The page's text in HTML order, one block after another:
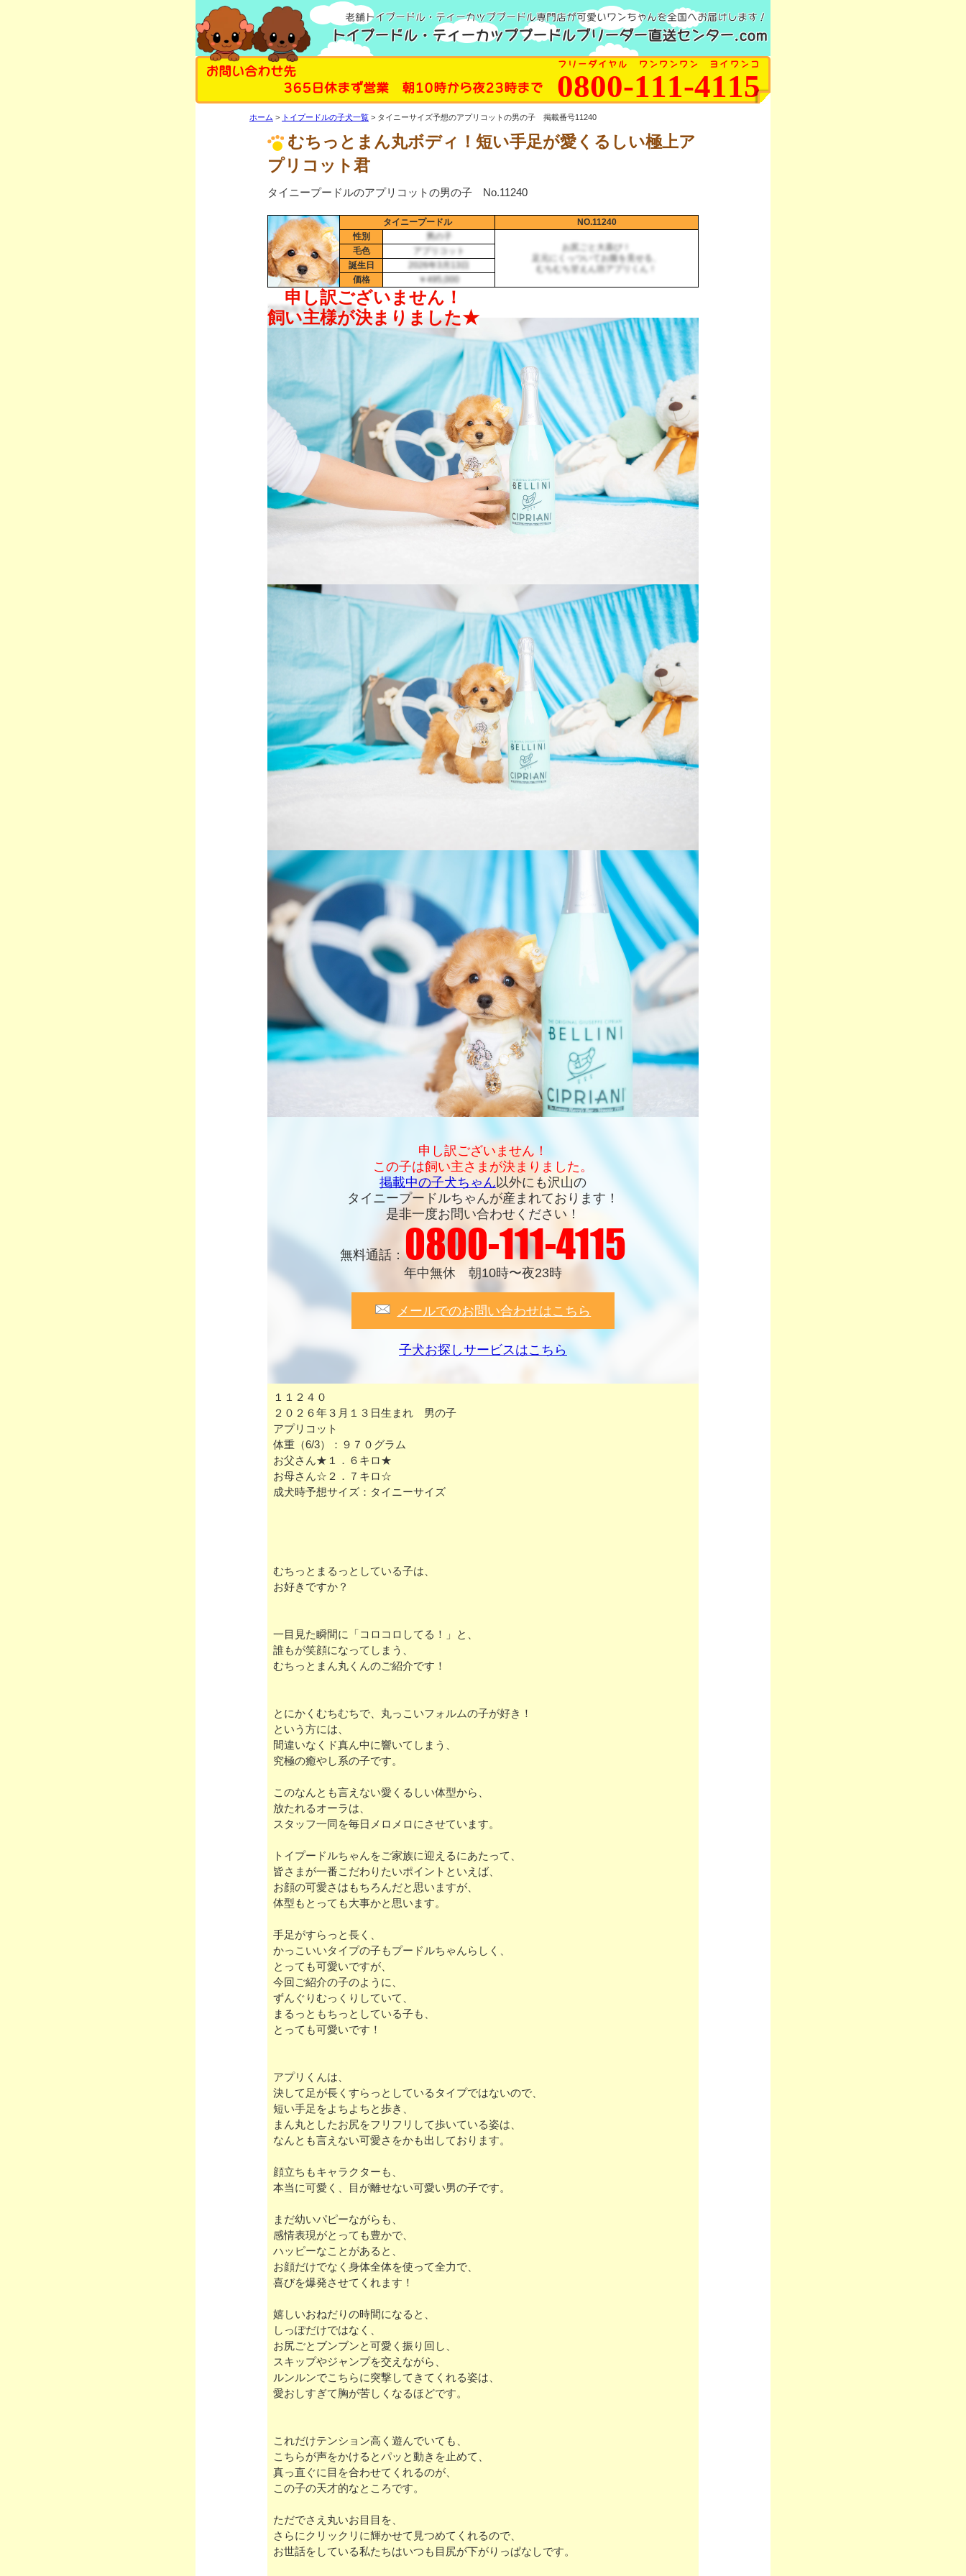
老舗トイプードル・ティーカッププードル専門店が可愛いワンちゃんを全国へお届けします！
トイプードル・ティーカッププードルブリーダー直送センター.com
お問い合わせ先
365日休まず営業 朝10時から夜23時まで
0800-111-4115
フリーダイヤル ワンワンワン ヨイワンコ
ホーム トイプードルの子犬一覧 タイニーサイズ予想のアプリコットの男の子 掲載番号11240
むちっとまん丸ボディ！短い手足が愛くるしい極上ア
プリコット君
タイニープードルのアプリコットの男の子 No.11240
タイニープードル
NO.11240
性別
男の子
お尻ごと大喜び！
足元にくっついてお腹を見せる、
むちむち甘えん坊アプリくん！
毛色
アプリコット
誕生日
2026年3月13日
価格
￥495,000
2026年6月8日更新！
申し訳ございません！
この子は飼い主さまが決まりました。
掲載中の子犬ちゃん 以外にも沢山の
タイニープードルちゃんが産まれております！
是非一度お問い合わせください！
無料通話： 0800-111-4115
年中無休 朝10時〜夜23時
メールでのお問い合わせはこちら
子犬お探しサービスはこちら
１１２４０
２０２６年３月１３日生まれ 男の子
アプリコット
体重（6/3）：９７０グラム
お父さん★１．６キロ★
お母さん☆２．７キロ☆
成犬時予想サイズ：タイニーサイズ
むちっとまるっとしている子は、
お好きですか？
一目見た瞬間に「コロコロしてる！」と、
誰もが笑顔になってしまう、
むちっとまん丸くんのご紹介です！
とにかくむちむちで、丸っこいフォルムの子が好き！
という方には、
間違いなくド真ん中に響いてしまう、
究極の癒やし系の子です。
このなんとも言えない愛くるしい体型から、
放たれるオーラは、
スタッフ一同を毎日メロメロにさせています。
トイプードルちゃんをご家族に迎えるにあたって、
皆さまが一番こだわりたいポイントといえば、
お顔の可愛さはもちろんだと思いますが、
体型もとっても大事かと思います。
手足がすらっと長く、
かっこいいタイプの子もプードルちゃんらしく、
とっても可愛いですが、
今回ご紹介の子のように、
ずんぐりむっくりしていて、
まるっともちっとしている子も、
とっても可愛いです！
アプリくんは、
決して足が長くすらっとしているタイプではないので、
短い手足をよちよちと歩き、
まん丸としたお尻をフリフリして歩いている姿は、
なんとも言えない可愛さをかも出しております。
顔立ちもキャラクターも、
本当に可愛く、目が離せない可愛い男の子です。
まだ幼いパピーながらも、
感情表現がとっても豊かで、
ハッピーなことがあると、
お顔だけでなく身体全体を使って全力で、
喜びを爆発させてくれます！
嬉しいおねだりの時間になると、
しっぽだけではなく、
お尻ごとブンブンと可愛く振り回し、
スキップやジャンプを交えながら、
ルンルンでこちらに突撃してきてくれる姿は、
愛おしすぎて胸が苦しくなるほどです。
これだけテンション高く遊んでいても、
こちらが声をかけるとパッと動きを止めて、
真っ直ぐに目を合わせてくれるのが、
この子の天才的なところです。
ただでさえ丸いお目目を、
さらにクリックリに輝かせて見つめてくれるので、
お世話をしている私たちはいつも目尻が下がりっぱなしです。